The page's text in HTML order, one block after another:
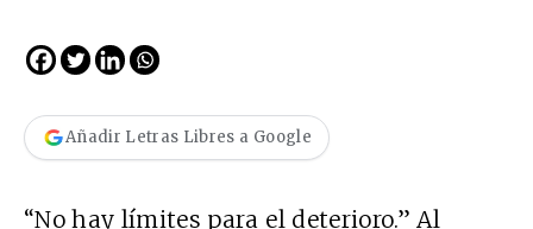
Añadir Letras Libres a Google
“No hay límites para el deterioro.” Al